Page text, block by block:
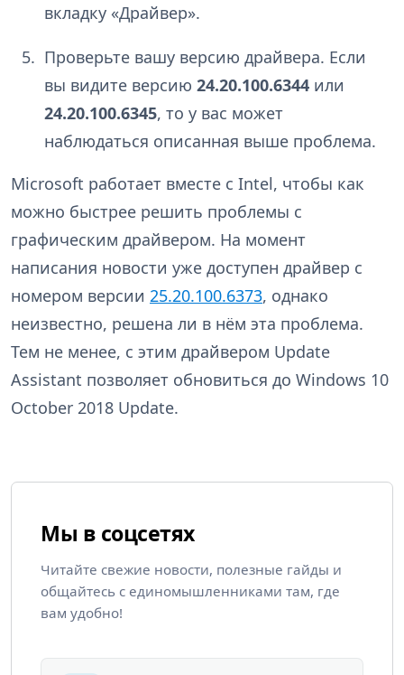
вкладку «Драйвер».
Проверьте вашу версию драйвера. Если
вы видите версию 24.20.100.6344или
24.20.100.6345, то у вас может
наблюдаться описанная выше проблема.
Microsoft работает вместе с Intel, чтобы как
можно быстрее решить проблемы с
графическим драйвером. На момент
написания новости уже доступен драйвер с
номером версии 25.20.100.6373, однако
неизвестно, решена ли в нём эта проблема.
Тем не менее, с этим драйвером Update
Assistant позволяет обновиться до Windows 10
October 2018 Update.
Мы в соцсетях
Читайте свежие новости, полезные гайды и
общайтесь с единомышленниками там, где
вам удобно!